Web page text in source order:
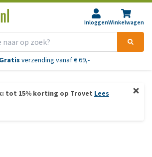
InloggenWinkelwagen
Gratis verzending vanaf € 69,-
tot 15% korting op Trovet Lees